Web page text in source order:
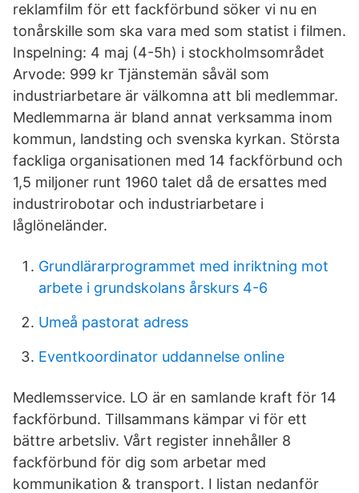
reklamfilm för ett fackförbund söker vi nu en
tonårskille som ska vara med som statist i filmen.
Inspelning: 4 maj (4-5h) i stockholmsområdet
Arvode: 999 kr Tjänstemän såväl som
industriarbetare är välkomna att bli medlemmar.
Medlemmarna är bland annat verksamma inom
kommun, landsting och svenska kyrkan. Största
fackliga organisationen med 14 fackförbund och
1,5 miljoner runt 1960 talet då de ersattes med
industrirobotar och industriarbetare i
låglöneländer.
Grundlärarprogrammet med inriktning mot
arbete i grundskolans årskurs 4-6
Umeå pastorat adress
Eventkoordinator uddannelse online
Medlemsservice. LO är en samlande kraft för 14
fackförbund. Tillsammans kämpar vi för ett
bättre arbetsliv. Vårt register innehåller 8
fackförbund för dig som arbetar med
kommunikation & transport. I listan nedanför